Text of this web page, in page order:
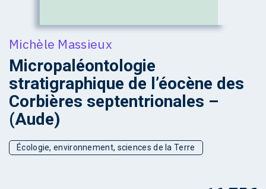
Michèle Massieux
Micropaléontologie
stratigraphique de l’éocène des
Corbières septentrionales –
(Aude)
Écologie, environnement, sciences de la Terre